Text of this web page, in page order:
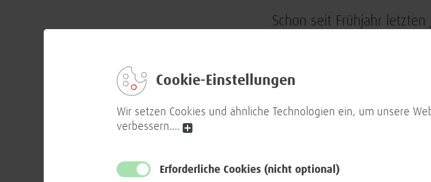
Cookie-Einstellungen
Wir setzen Cookies und ähnliche Technologien ein, um unsere
verbessern.…
Erforderliche Cookies (nicht optional)
Schon seit Frühjahr
aufgebrachten BMS
Panzerpionierbataillons